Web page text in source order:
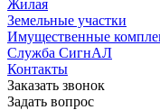
Жилая
Земельные участки
Имущественные
Служба СигнАЛ
Контакты
Заказать звонок
Задать вопрос